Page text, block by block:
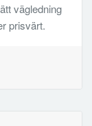
vägledning
prisvärt.